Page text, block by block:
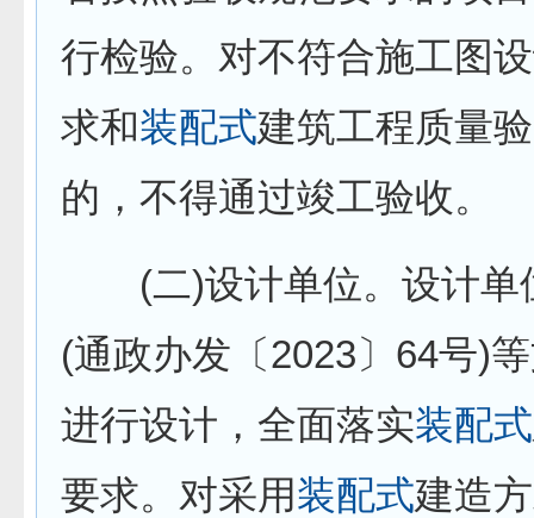
行检验。对不符合施工图
求和装配式建筑工程质量
的，不得通过竣工验收。
(二)设计单位。设计单
(通政办发〔2023〕64号)
进行设计，全面落实装配式
要求。对采用装配式建造